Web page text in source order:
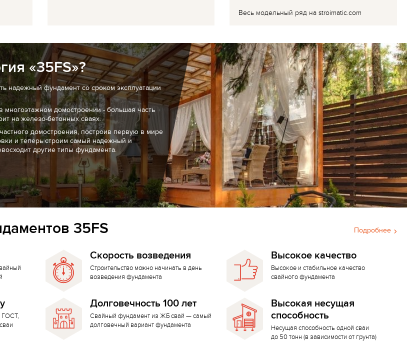
Весь модельный ряд на stroimatic.com
«35FS»?
надежный фундамент со сроком эксплуатации
многоэтажном домостроении - большая часть
на железо-бетонных сваях.
домостроения, построив первую в мире
и теперь строим самый надежный и
другие типы фундамента.
Подробнее
35FS
Скорость возведения
Строительство можно начинать в день
возведения фундамента
Высокое качество
Высокое и стабильное качество
свайного фундамента
ГОСТ,
Долговечность 100 лет
Свайный фундамент из ЖБ свай — самый
долговечный вариант фундамента
Высокая несущая
способность
Несущая способность одной сваи
до 50 тонн (в зависимости от грунта)